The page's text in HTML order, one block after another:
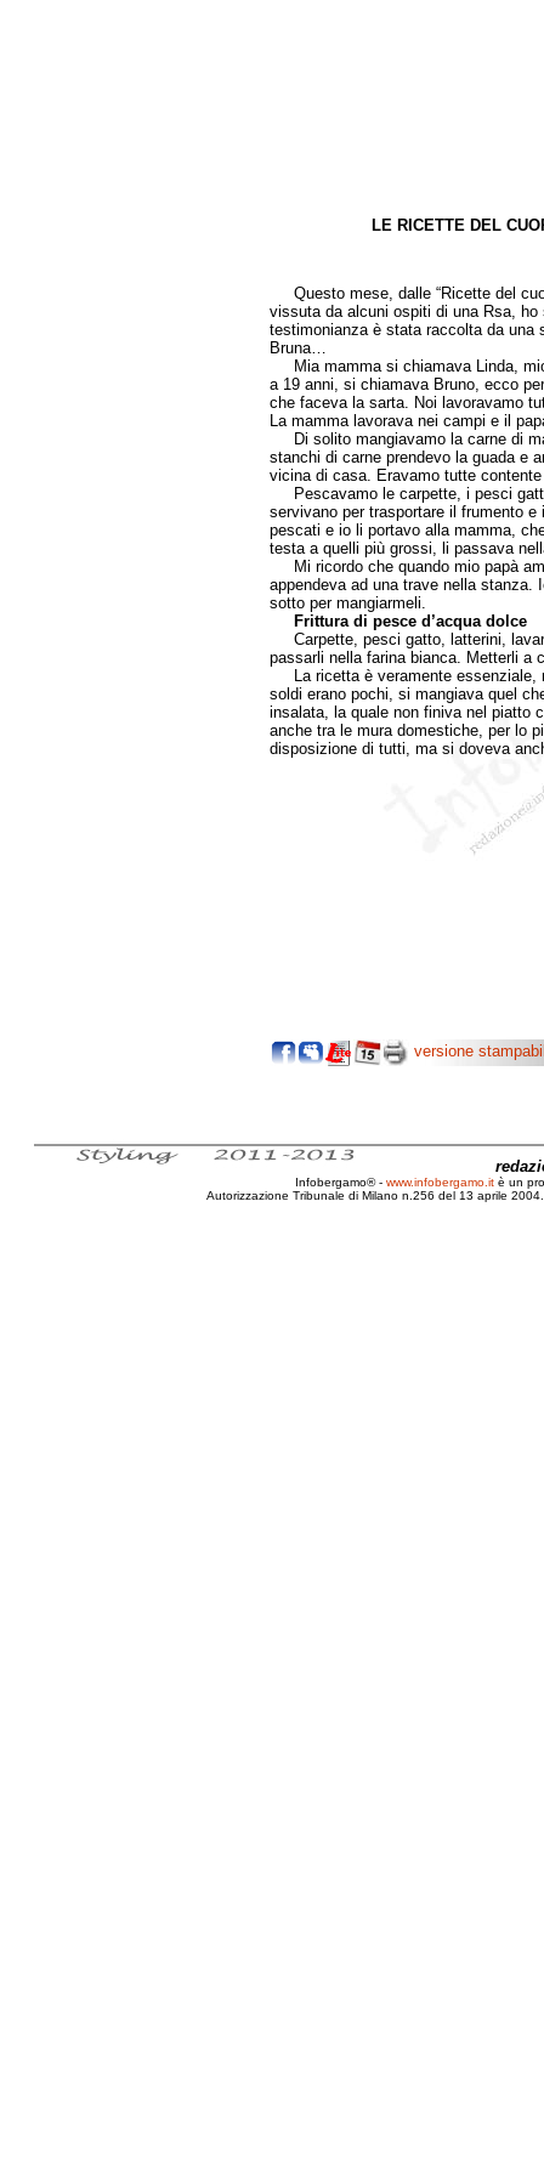
LE RICETTE DEL
Questo mese, dalle “Ricette del
vissuta da alcuni ospiti di una Rsa,
testimonianza è stata raccolta da una
Bruna…
Mia mamma si chiamava Linda,
a 19 anni, si chiamava Bruno, ecco
che faceva la sarta. Noi lavoravamo
La mamma lavorava nei campi e il
Di solito mangiavamo la carne di
stanchi di carne prendevo la guada e
vicina di casa. Eravamo tutte
Pescavamo le carpette, i pesci
servivano per trasportare il frumento
pescati e io li portavo alla mamma,
testa a quelli più grossi, li passava
Mi ricordo che quando mio papà
appendeva ad una trave nella stanza.
sotto per mangiarmeli.
Frittura di pesce d’acqua dolce
Carpette, pesci gatto, latterini,
passarli nella farina bianca. Metterli a
La ricetta è veramente essenziale,
soldi erano pochi, si mangiava quel
insalata, la quale non finiva nel piatto
anche tra le mura domestiche, per lo
disposizione di tutti, ma si doveva
versione
Infobergamo® - www.infobergamo.it è un
Autorizzazione Tribunale di Milano n.256 del 13 aprile